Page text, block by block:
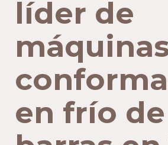
líder de
en frío de